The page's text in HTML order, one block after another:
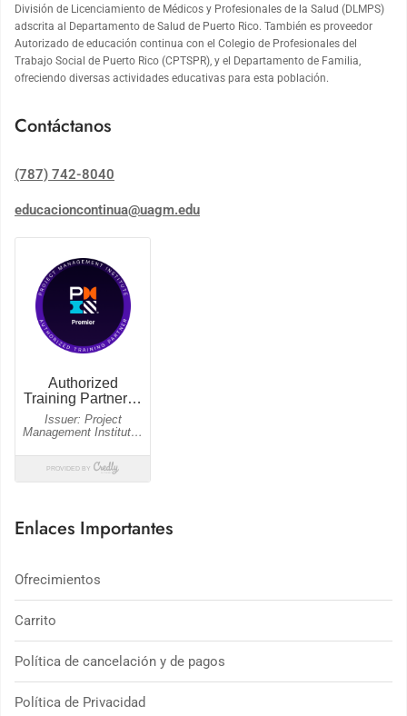
División de Licenciamiento de Médicos y Profesionales de la Salud (DLMPS)
adscrita al Departamento de Salud de Puerto Rico. También es proveedor
Autorizado de educación continua con el Colegio de Profesionales del
Trabajo Social de Puerto Rico (CPTSPR), y el Departamento de Familia,
ofreciendo diversas actividades educativas para esta población.
Contáctanos
(787) 742-8040
educacioncontinua@uagm.edu
Enlaces Importantes
Ofrecimientos
Carrito
Política de cancelación y de pagos
Política de Privacidad